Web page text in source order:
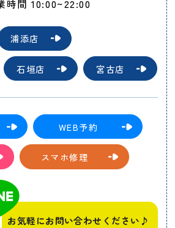
間 10:00~22:00
浦添店
石垣店 宮古店
WEB予約
スマホ修理
お気軽にお問い合わせください♪